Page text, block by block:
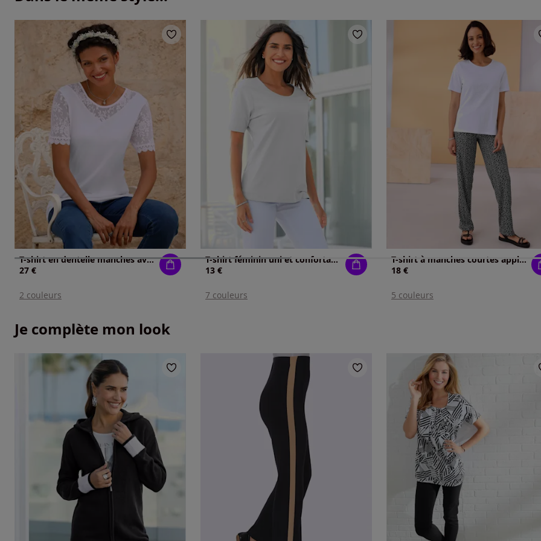
T-shirt en dentelle manches avec dentelle transparente
27 €
2 couleurs
T-shirt féminin uni et confortable
13 €
7 couleurs
T-shirt à manches courtes applications florales
18 €
5 couleurs
Je complète mon look